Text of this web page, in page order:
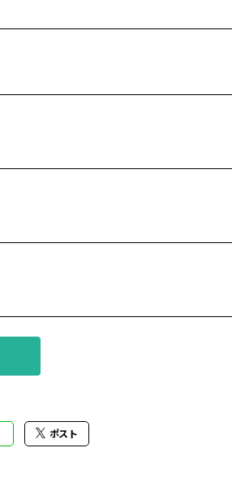
ポスト